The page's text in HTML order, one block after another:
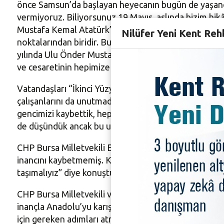
önce Samsun’da başlayan heyecanın bugün de
vermiyoruz. Biliyorsunuz 19 Mayıs, aslında bizim
Mustafa Kemal Atatürk’ün, 19 Mayıs’ta Samsun’a
noktalarından biridir. Bu anlamlı günün gençliğe
yılında Ulu Önder Mustafa Kemal Atatürk ve silah
ve cesaretinin hepimize örnek olmasını dileyerek,
Vatandaşları “İkinci Yüzyıla Yürüyoruz” sloganıyla
çalışanlarını da unutmadı. Başkan Turgay Erdem,
gencimizi kaybettik, hepsine Allah’tan rahmet
de düşündük ancak bu ulusal bir bayram ve
CHP Bursa Milletvekili Erkan Aydın da ikinci
inancını kaybetmemiş. Kararlı şekilde bir yıl büyük
taşımalıyız” diye konuştu.
CHP Bursa Milletvekili ve Parti Meclis Üyesi
inançla Anadolu’yu karış karış gezdi ve örgütledi.
için gereken adımları atmalıyız” şeklinde konuştu.
Nilüfer Yeni Kent